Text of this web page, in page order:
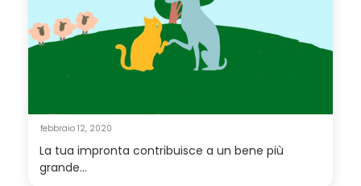
febbraio 12, 2020
La tua impronta contribuisce a un bene più
grande...